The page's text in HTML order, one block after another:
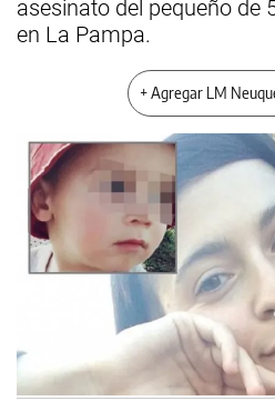
asesinato del pequeño de
en La Pampa.
+ Agregar LM